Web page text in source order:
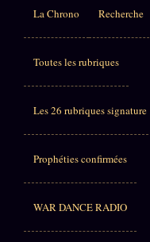
La Chrono Recherche
Toutes les rubriques
Les 26 rubriques signature
Prophéties confirmées
WAR DANCE RADIO